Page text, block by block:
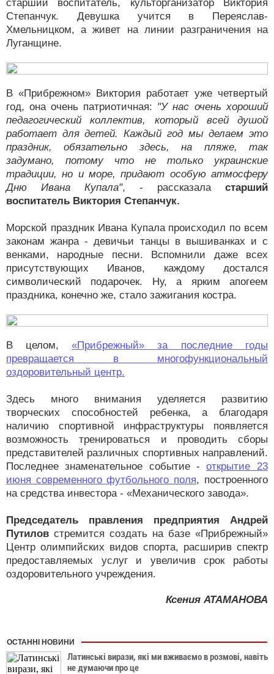
старший воспитатель, культорганизатор Виктория
Степанчук. Девушка учится в Переяслав-
Хмельницком, а живет на линии разграничения на
Луганщине.
В «Прибрежном» Виктория работает уже четвертый
год, она очень патриотичная: "У нас очень хороший
педагогический коллектив, который всей душой
работает для детей. Каждый год мы делаем это
праздник, обязательно здесь, на пляже, так
задумано, потому что не только украинские
традиции, но и море, придают особую атмосферу
Дню Ивана Купала", - рассказаластарший
воспитатель Виктория Степанчук.
Морской праздник Ивана Купала происходил по всем
законам жанра - девичьи танцы в вышиванках и с
венками, народные песни. Вспомнили даже всех
присутствующих Иванов, каждому достался
символический подарочек. Ну, а ярким апогеем
праздника, конечно же, стало зажигания костра.
В целом, «Прибрежный» за последние годы
превращается в многофункциональный
оздоровительный центр.
Здесь много внимания уделяется развитию
творческих способностей ребенка, а благодаря
наличию спортивной инфраструктуры появляется
возможность тренироваться и проводить сборы
представителей различных спортивных направлений.
Последнее знаменательное событие - открытие 23
июня современного футбольного поля, построенного
на средства инвестора - «Механического завода».
Председатель правления предприятия Андрей
Путилов стремится создать на базе «Прибрежный»
Центр олимпийских видов спорта, расширив спектр
предоставляемых услуг и увеличив срок работы
оздоровительного учреждения.
Ксения АТАМАНОВА
ОСТАННІ НОВИНИ
Латинські вирази, які ми вживаємо в розмові, навіть
не думаючи про це